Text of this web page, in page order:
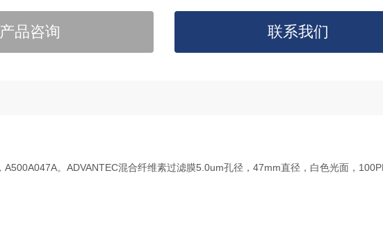
产品咨询 联系我们
。ADVANTEC混合纤维素过滤膜5.0um孔径，47mm直径，白色光面，